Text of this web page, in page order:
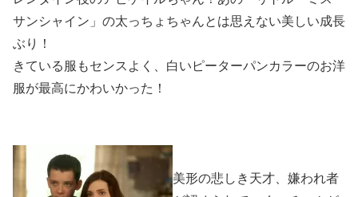
サンシャイン」の太っちょちゃんとは思えない美しい成長
ぶり！
きている服もセンスよく、白いピーターパンカラーのお洋
服が最高にかわいかった！
美形の悲しき天才、嫌われ者